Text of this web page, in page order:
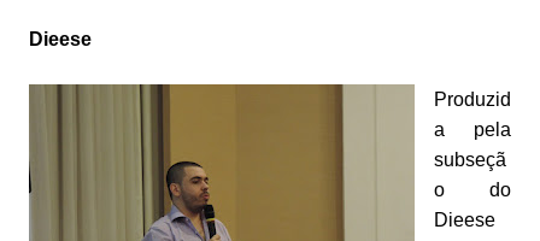
Dieese
Produzid
a pela
subseçã
o do
Dieese